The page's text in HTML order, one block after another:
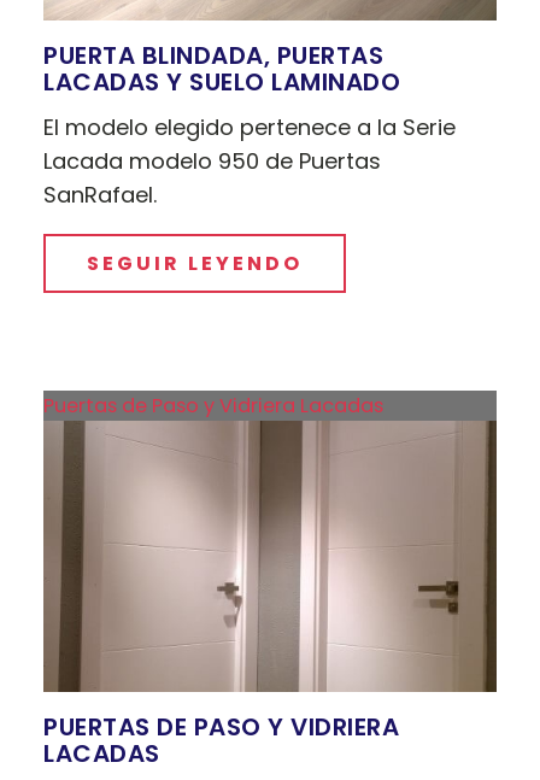
PUERTA BLINDADA, PUERTAS
LACADAS Y SUELO LAMINADO
El modelo elegido pertenece a la Serie
Lacada modelo 950 de Puertas
SanRafael.
SEGUIR LEYENDO
Puertas de Paso y Vidriera Lacadas
PUERTAS DE PASO Y VIDRIERA
LACADAS